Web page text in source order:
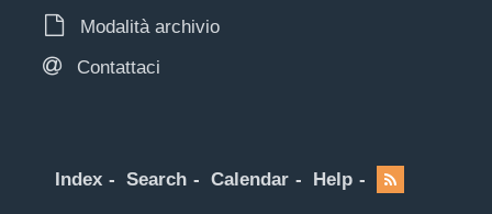
Modalità archivio
Contattaci
Index Search Calendar Help